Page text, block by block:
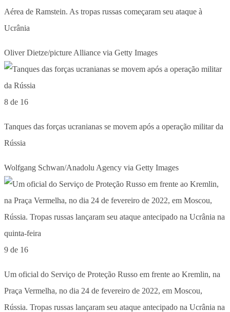
Aérea de Ramstein. As tropas russas começaram seu ataque à
Ucrânia
Oliver Dietze/picture Alliance via Getty Images
8 de 16
Tanques das forças ucranianas se movem após a operação militar da
Rússia
Wolfgang Schwan/Anadolu Agency via Getty Images
9 de 16
Um oficial do Serviço de Proteção Russo em frente ao Kremlin, na
Praça Vermelha, no dia 24 de fevereiro de 2022, em Moscou,
Rússia. Tropas russas lançaram seu ataque antecipado na Ucrânia na